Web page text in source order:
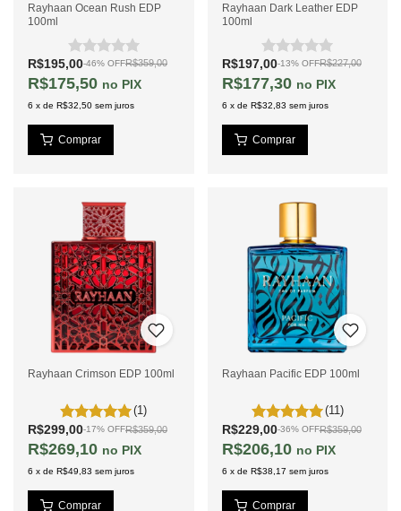
Rayhaan Ocean Rush EDP
100ml
R$195,00-46% OFFR$359,00
R$175,50 PIX
6 x de R$32,50 sem juros
Rayhaan Dark Leather EDP
100ml
R$197,00-13% OFFR$227,00
R$177,30 PIX
6 x de R$32,83 sem juros
Rayhaan Crimson EDP 100ml
(1)
R$299,00-17% OFFR$359,00
R$269,10 PIX
6 x de R$49,83 sem juros
Rayhaan Pacific EDP 100ml
(11)
R$229,00-36% OFFR$359,00
R$206,10 PIX
6 x de R$38,17 sem juros